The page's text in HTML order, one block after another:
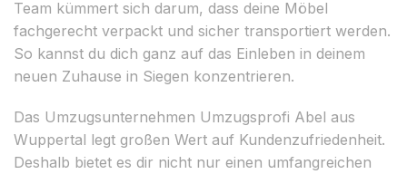
Team kümmert sich darum, dass deine Möbel
fachgerecht verpackt und sicher transportiert werden.
So kannst du dich ganz auf das Einleben in deinem
neuen Zuhause in Siegen konzentrieren.
Das Umzugsunternehmen Umzugsprofi Abel aus
Wuppertal legt großen Wert auf Kundenzufriedenheit.
Deshalb bietet es dir nicht nur einen umfangreichen